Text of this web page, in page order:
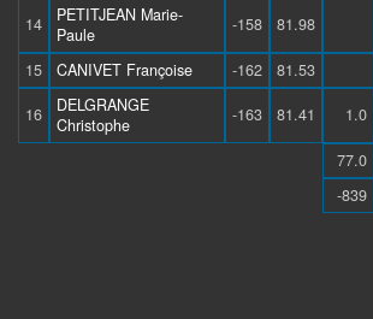
14
PETITJEAN Marie-
Paule
-158 81.98
15 CANIVET Françoise -162 81.53
16
DELGRANGE
Christophe
-163 81.41 1.0
77.0
-839